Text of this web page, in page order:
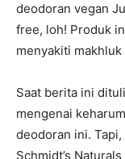
deodoran vegan
free, loh! Produk
menyakiti
Saat berita ini
mengenai
deodoran ini.
Schmidt’s